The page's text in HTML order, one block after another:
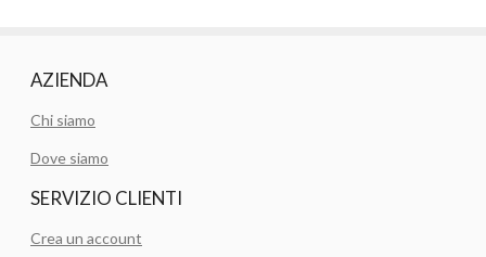
AZIENDA
Chi siamo
Dove siamo
SERVIZIO CLIENTI
Crea un account